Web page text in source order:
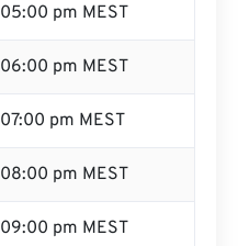
05:00 pm MEST
06:00 pm MEST
07:00 pm MEST
08:00 pm MEST
09:00 pm MEST